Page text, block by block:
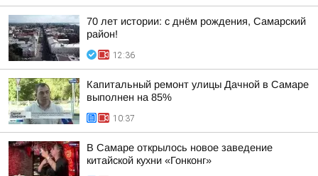
70 лет истории: с днём рождения, Самарский
район!
12:36
Капитальный ремонт улицы Дачной в Самаре
выполнен на 85%
10:37
В Самаре открылось новое заведение
китайской кухни «Гонконг»